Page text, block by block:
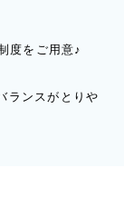
度をご用意♪
ランスがとりや